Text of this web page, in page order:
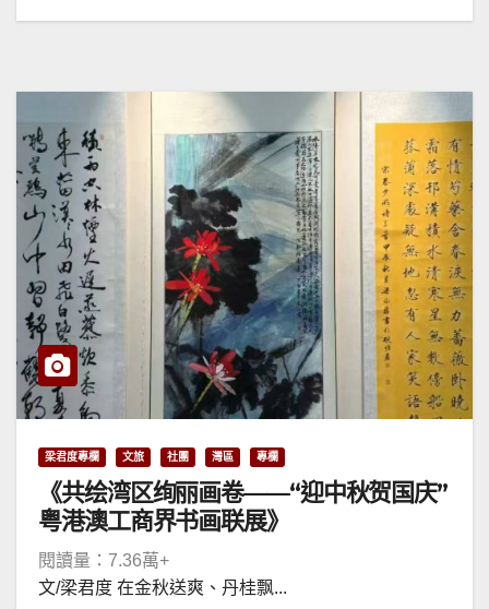
梁君度專欄 文旅 社團 灣區 專欄
《共绘湾区绚丽画卷——“迎中秋贺国庆”
粤港澳工商界书画联展》
閱讀量：7.36萬+
文/梁君度 在金秋送爽、丹桂飘...